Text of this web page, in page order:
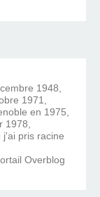
1948,
1971,
en 1975,
1978,
pris racine
Overblog